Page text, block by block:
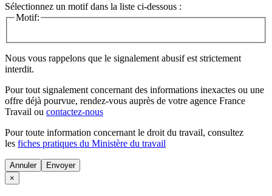
Sélectionnez un motif dans la liste ci-dessous :
Motif:
Nous vous rappelons que le signalement abusif est strictement
interdit.
Pour tout signalement concernant des informations inexactes ou une
offre déjà pourvue, rendez-vous auprès de votre agence France
Travail ou contactez-nous
Pour toute information concernant le droit du travail, consultez
les fiches pratiques du Ministère du travail
Annuler
×